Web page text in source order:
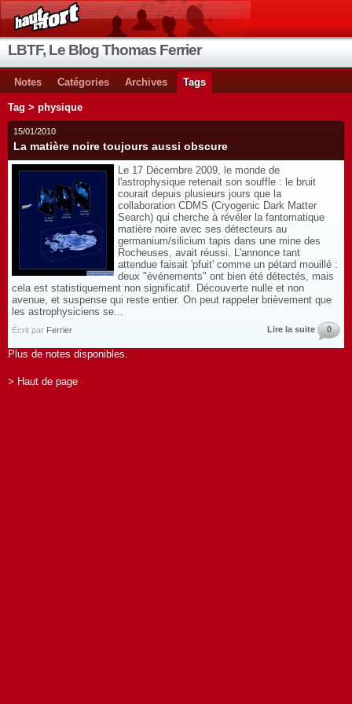
LBTF, Le Blog Thomas Ferrier
Notes Catégories Archives Tags
Tag > physique
15/01/2010
La matière noire toujours aussi obscure
Le 17 Décembre 2009, le monde de
l'astrophysique retenait son souffle : le bruit
courait depuis plusieurs jours que la
collaboration CDMS (Cryogenic Dark Matter
Search) qui cherche à révéler la fantomatique
matière noire avec ses détecteurs au
germanium/silicium tapis dans une mine des
Rocheuses, avait réussi. L'annonce tant
attendue faisait 'pfuit' comme un pétard mouillé :
deux "événements" ont bien été détectés, mais
cela est statistiquement non significatif. Découverte nulle et non
avenue, et suspense qui reste entier. On peut rappeler brièvement que
les astrophysiciens se...
Écrit par Ferrier Lire la suite 0
Plus de notes disponibles.
> Haut de page